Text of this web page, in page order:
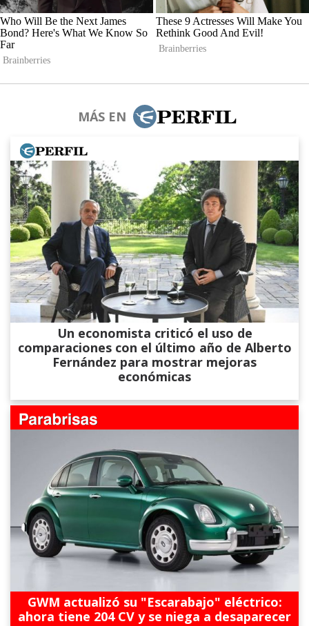
MÁS EN
Un economista criticó el uso de
comparaciones con el último año de Alberto
Fernández para mostrar mejoras
económicas
GWM actualizó su "Escarabajo" eléctrico:
ahora tiene 204 CV y se niega a desaparecer